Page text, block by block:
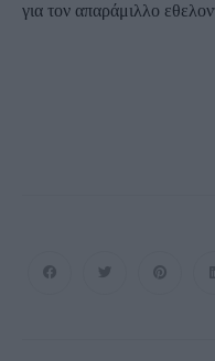
για τον απαράμιλλο